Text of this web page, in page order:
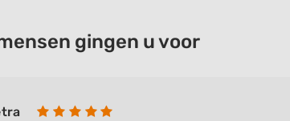
gingen u voor